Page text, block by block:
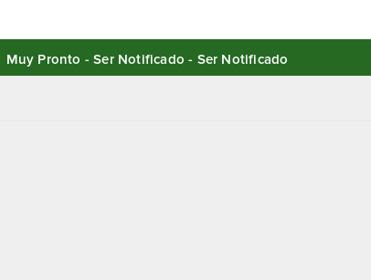
Muy Pronto - Ser Notificado - Ser Notificado